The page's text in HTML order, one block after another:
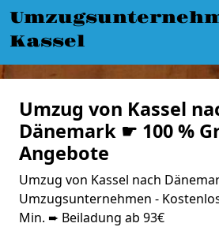
Kassel
Umzug von Kassel
Dänemark ☛ 100 %
Angebote
Umzug von Kassel nach
Umzugsunternehmen -
Min. ➨ Beiladung ab 93€